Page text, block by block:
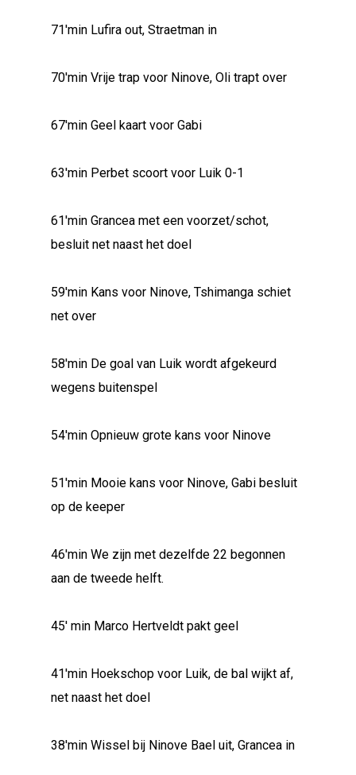
71'min Lufira out, Straetman in
70'min Vrije trap voor Ninove, Oli trapt over
67'min Geel kaart voor Gabi
63'min Perbet scoort voor Luik 0-1
61'min Grancea met een voorzet/schot,
besluit net naast het doel
59'min Kans voor Ninove, Tshimanga schiet
net over
58'min De goal van Luik wordt afgekeurd
wegens buitenspel
54'min Opnieuw grote kans voor Ninove
51'min Mooie kans voor Ninove, Gabi besluit
op de keeper
46'min We zijn met dezelfde 22 begonnen
aan de tweede helft.
45' min Marco Hertveldt pakt geel
41'min Hoekschop voor Luik, de bal wijkt af,
net naast het doel
38'min Wissel bij Ninove Bael uit, Grancea in